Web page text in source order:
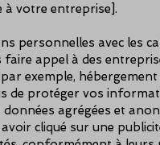
à votre entreprise].
personnelles avec les
appel à des
exemple,
de protéger vos
agrégées et
cliqué sur une